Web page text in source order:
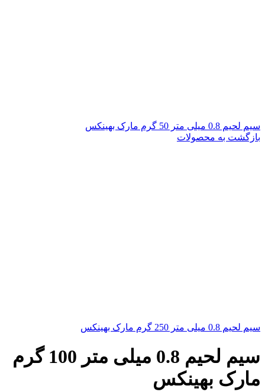
سیم لحیم 0.8 میلی متر 50 گرم مارک بهینکس
بازگشت به محصولات
سیم لحیم 0.8 میلی متر 250 گرم مارک بهینکس
سیم لحیم 0.8 میلی متر 100 گرم
مارک بهینکس